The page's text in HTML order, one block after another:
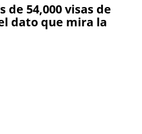
de 54,000 visas de
dato que mira la